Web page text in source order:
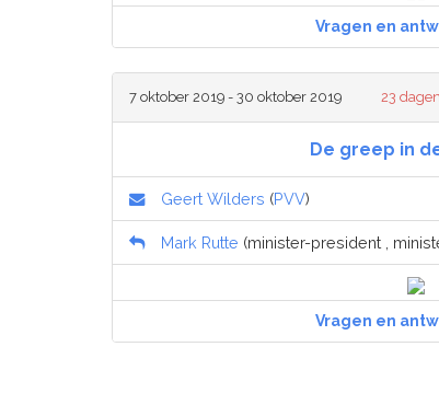
Vragen en
7 oktober 2019 - 30 oktober 2019 23 dagen
De greep in
Geert Wilders (PVV)
Mark Rutte (minister-president ,
Vragen en